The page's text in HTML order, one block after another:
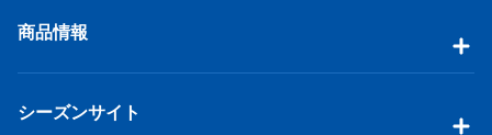
商品情報
シーズンサイト